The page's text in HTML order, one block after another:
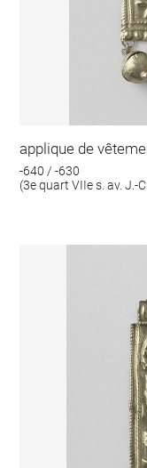
applique de
-640 / -630
(3e quart VIIe s. av. J.-